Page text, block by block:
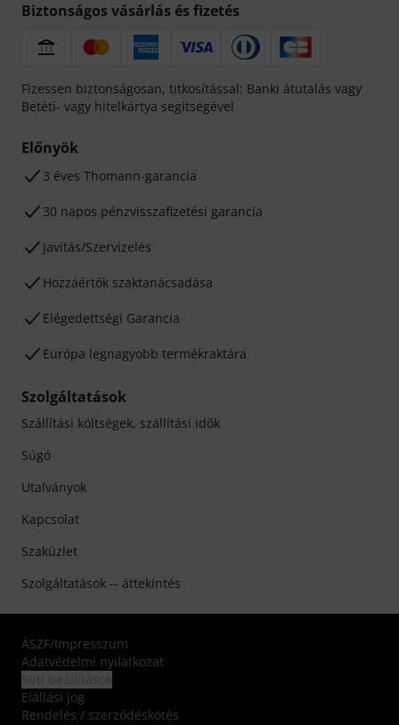
Biztonságos vásárlás és fizetés
Fizessen biztonságosan, titkosítással: Banki átutalás vagy
Betéti- vagy hitelkártya segítségével
Előnyök
3 éves Thomann-garancia
30 napos pénzvisszafizetési garancia
Javítás/Szervizelés
Hozzáértők szaktanácsadása
Elégedettségi Garancia
Európa legnagyobb termékraktára
Szolgáltatások
Szállítási költségek, szállítási idők
Súgó
Utalványok
Kapcsolat
Szaküzlet
Szolgáltatások -- áttekintés
ÁSZF/Impresszum
Adatvédelmi nyilatkozat
Elállási jog
Rendelés / szerződéskötés